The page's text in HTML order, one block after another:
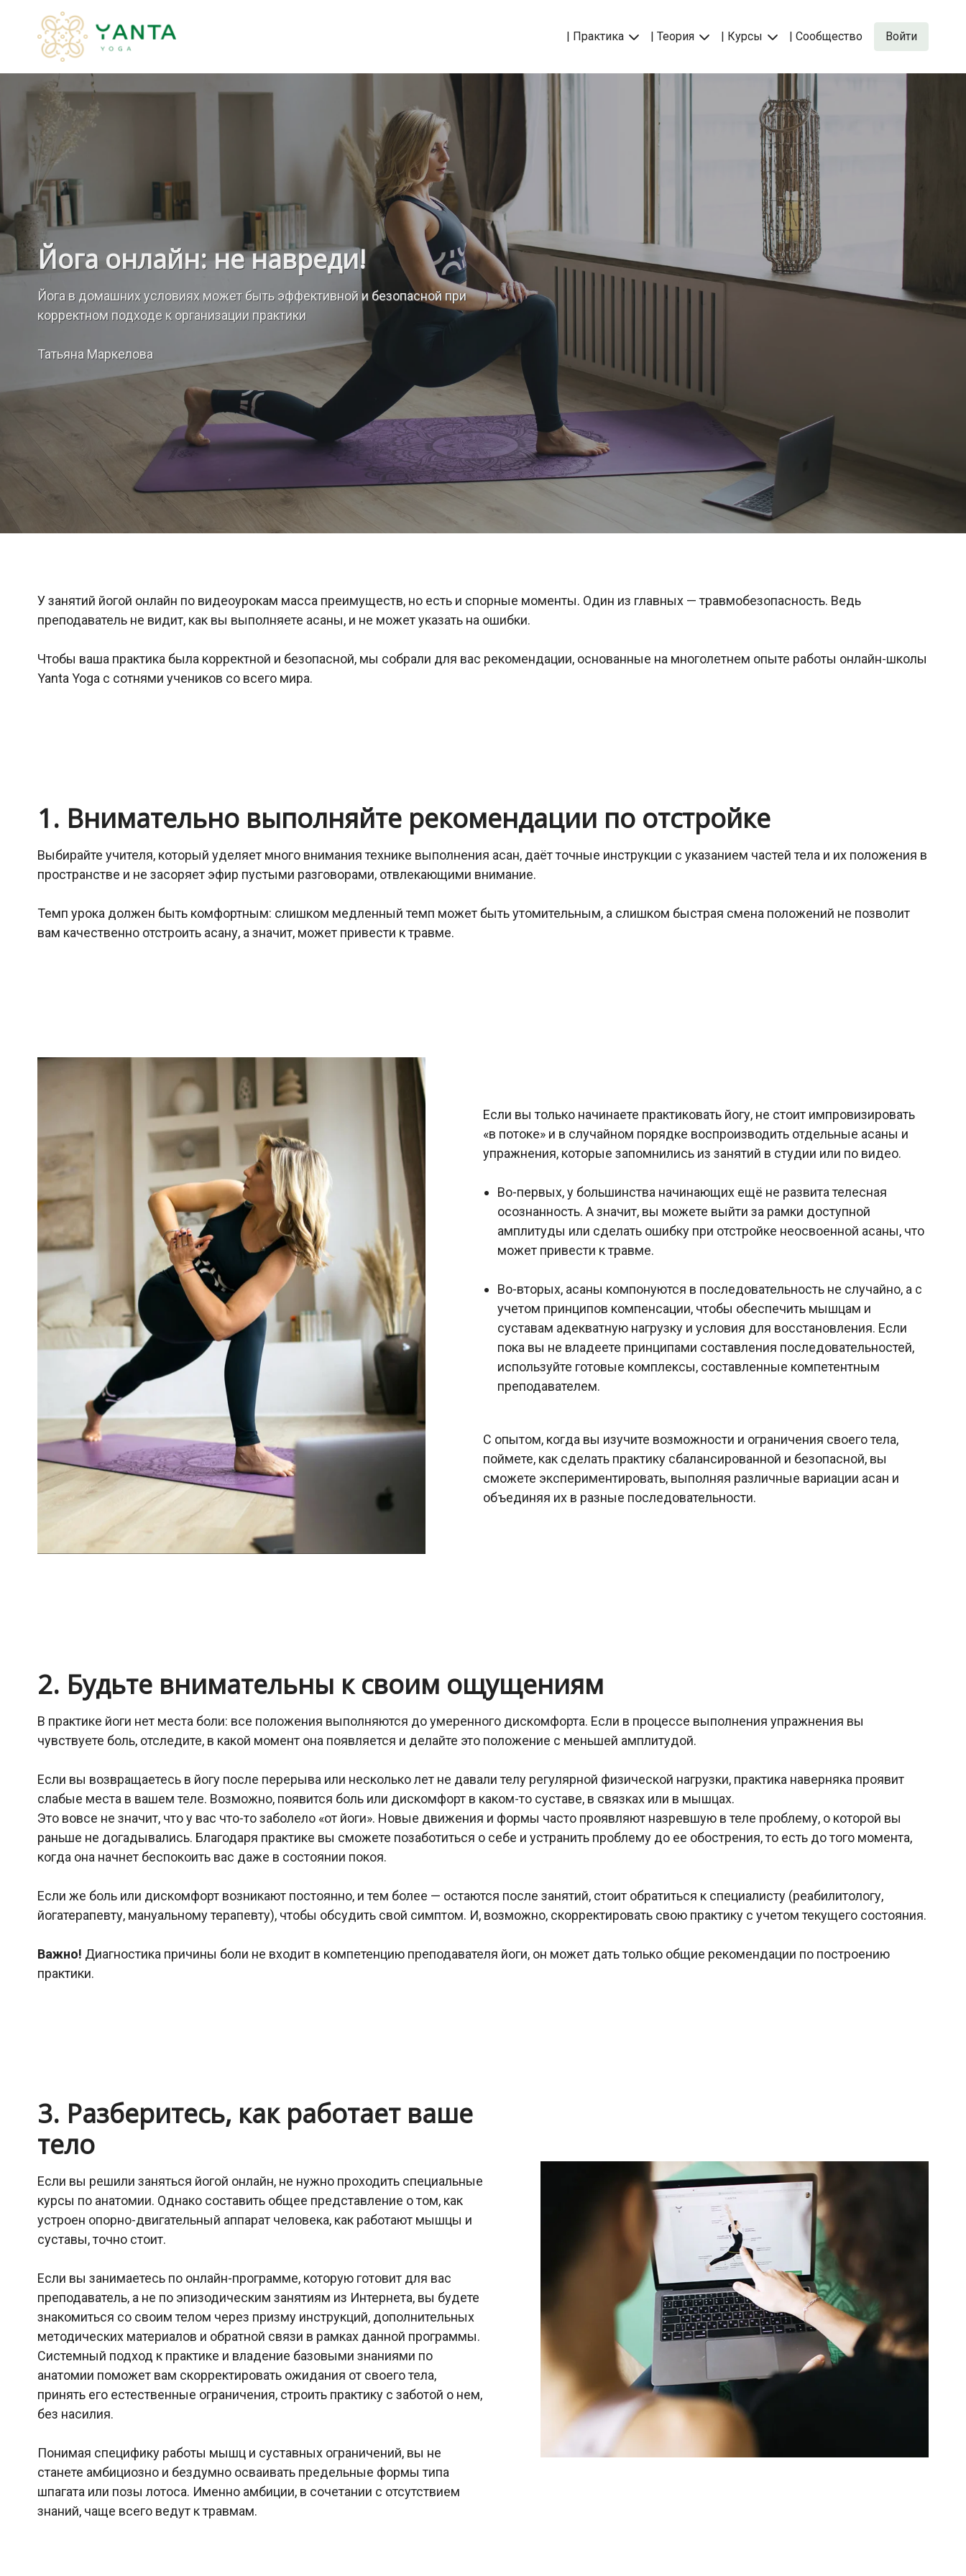
| Практика | Теория | Курсы | Сообщество Войти
Йога онлайн: не навреди!
Йога в домашних условиях может быть эффективной и безопасной при
корректном подходе к организации практики
Татьяна Маркелова
У занятий йогой онлайн по видеоурокам масса преимуществ, но есть и спорные моменты. Один из главных — травмобезопасность. Ведь
преподаватель не видит, как вы выполняете асаны, и не может указать на ошибки.
Чтобы ваша практика была корректной и безопасной, мы собрали для вас рекомендации, основанные на многолетнем опыте работы онлайн-школы
Yanta Yoga с сотнями учеников со всего мира.
1. Внимательно выполняйте рекомендации по отстройке
Выбирайте учителя, который уделяет много внимания технике выполнения асан, даёт точные инструкции с указанием частей тела и их положения в
пространстве и не засоряет эфир пустыми разговорами, отвлекающими внимание.
Темп урока должен быть комфортным: слишком медленный темп может быть утомительным, а слишком быстрая смена положений не позволит
вам качественно отстроить асану, а значит, может привести к травме.
Если вы только начинаете практиковать йогу, не стоит импровизировать
«в потоке» и в случайном порядке воспроизводить отдельные асаны и
упражнения, которые запомнились из занятий в студии или по видео.
Во-первых, у большинства начинающих ещё не развита телесная
осознанность. А значит, вы можете выйти за рамки доступной
амплитуды или сделать ошибку при отстройке неосвоенной асаны, что
может привести к травме.
Во-вторых, асаны компонуются в последовательность не случайно, а с
учетом принципов компенсации, чтобы обеспечить мышцам и
суставам адекватную нагрузку и условия для восстановления. Если
пока вы не владеете принципами составления последовательностей,
используйте готовые комплексы, составленные компетентным
преподавателем.
С опытом, когда вы изучите возможности и ограничения своего тела,
поймете, как сделать практику сбалансированной и безопасной, вы
сможете экспериментировать, выполняя различные вариации асан и
объединяя их в разные последовательности.
2. Будьте внимательны к своим ощущениям
В практике йоги нет места боли: все положения выполняются до умеренного дискомфорта. Если в процессе выполнения упражнения вы
чувствуете боль, отследите, в какой момент она появляется и делайте это положение с меньшей амплитудой.
Если вы возвращаетесь в йогу после перерыва или несколько лет не давали телу регулярной физической нагрузки, практика наверняка проявит
слабые места в вашем теле. Возможно, появится боль или дискомфорт в каком-то суставе, в связках или в мышцах.
Это вовсе не значит, что у вас что-то заболело «от йоги». Новые движения и формы часто проявляют назревшую в теле проблему, о которой вы
раньше не догадывались. Благодаря практике вы сможете позаботиться о себе и устранить проблему до ее обострения, то есть до того момента,
когда она начнет беспокоить вас даже в состоянии покоя.
Если же боль или дискомфорт возникают постоянно, и тем более — остаются после занятий, стоит обратиться к специалисту (реабилитологу,
йогатерапевту, мануальному терапевту), чтобы обсудить свой симптом. И, возможно, скорректировать свою практику с учетом текущего состояния.
Важно! Диагностика причины боли не входит в компетенцию преподавателя йоги, он может дать только общие рекомендации по построению
практики.
3. Разберитесь, как работает ваше
тело
Если вы решили заняться йогой онлайн, не нужно проходить специальные
курсы по анатомии. Однако составить общее представление о том, как
устроен опорно-двигательный аппарат человека, как работают мышцы и
суставы, точно стоит.
Если вы занимаетесь по онлайн-программе, которую готовит для вас
преподаватель, а не по эпизодическим занятиям из Интернета, вы будете
знакомиться со своим телом через призму инструкций, дополнительных
методических материалов и обратной связи в рамках данной программы.
Системный подход к практике и владение базовыми знаниями по
анатомии поможет вам скорректировать ожидания от своего тела,
принять его естественные ограничения, строить практику с заботой о нем,
без насилия.
Понимая специфику работы мышц и суставных ограничений, вы не
станете амбициозно и бездумно осваивать предельные формы типа
шпагата или позы лотоса. Именно амбиции, в сочетании с отсутствием
знаний, чаще всего ведут к травмам.